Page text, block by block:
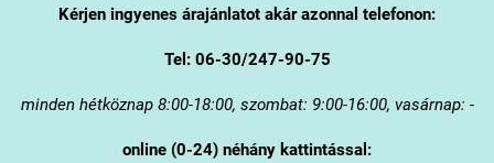
Kérjen ingyenes árajánlatot akár azonnal telefonon:
Tel: 06-30/247-90-75
minden hétköznap 8:00-18:00, szombat: 9:00-16:00, vasárnap: -
online (0-24) néhány kattintással: